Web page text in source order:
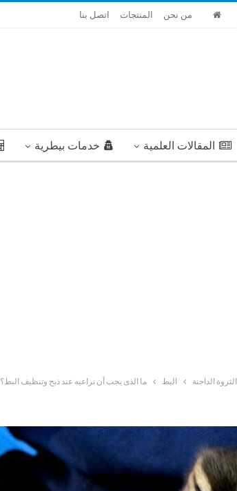
من نحن المنتجات اتصل بنا
المقالات العلمية خدمات بيطرية
الثروة الداجنة البط ما الذى يجب أن نراعيه عند ذبح وتنظيف البط؟